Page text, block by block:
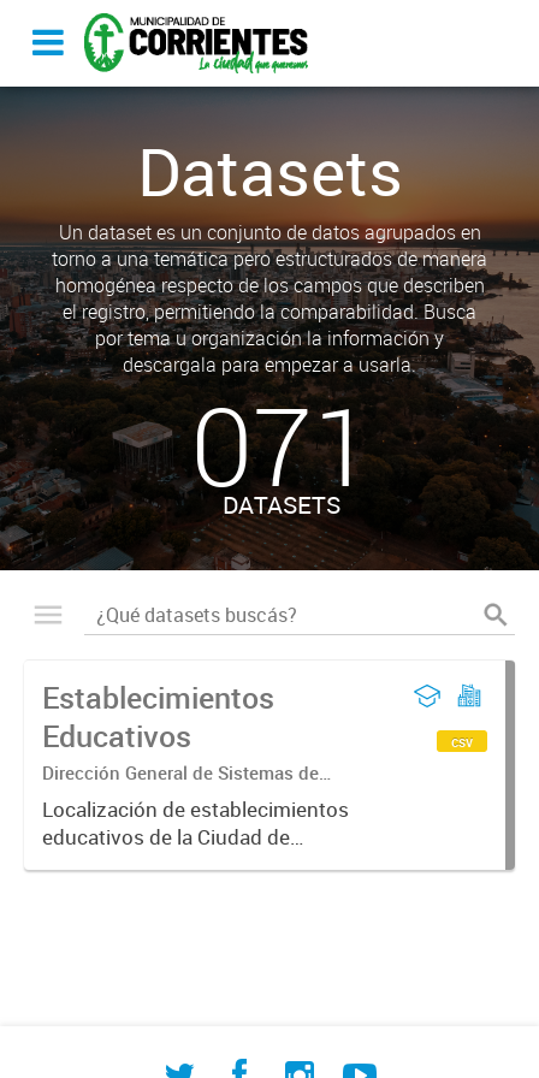
Datasets
Un dataset es un conjunto de datos agrupados en
torno a una temática pero estructurados de manera
homogénea respecto de los campos que describen
el registro, permitiendo la comparabilidad. Busca
por tema u organización la información y
descargala para empezar a usarla.
071
DATASETS
Establecimientos
Educativos
Dirección General de Sistemas de
Información Geográfica
Localización de establecimientos
educativos de la Ciudad de
Corrientes
csv